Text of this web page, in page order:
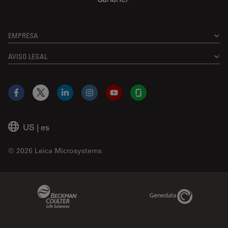
EMPRESA
AVISO LEGAL
US | es
© 2026 Leica Microsystems
Facebook
X LinkedInInstagramYouTubeGlassdoor
Genedata Link